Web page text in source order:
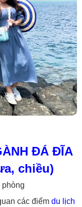
ĐÁ ĐĨA
chiều)
phòng
các điểm du lịch